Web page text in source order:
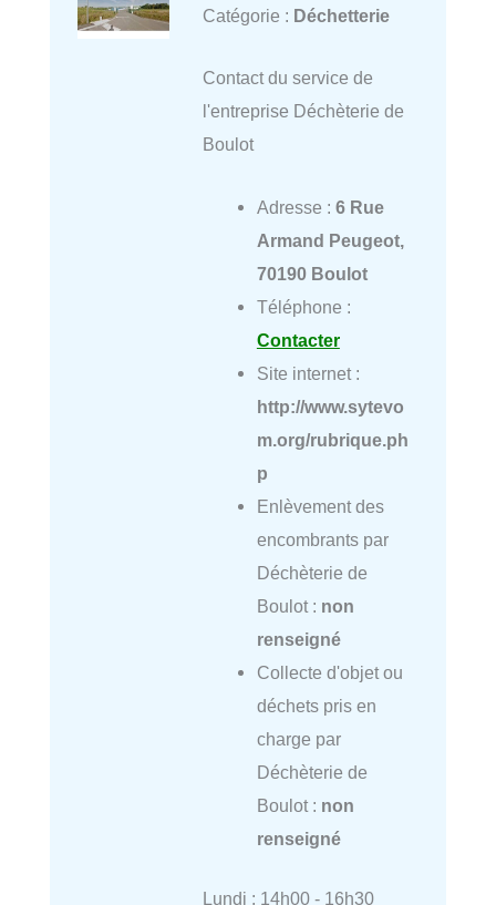
Catégorie : Déchetterie
Contact du service de
l'entreprise Déchèterie de
Boulot
Adresse : 6 Rue
Armand Peugeot,
70190 Boulot
Téléphone :
Contacter
Site internet :
http://www.sytevo
m.org/rubrique.ph
p
Enlèvement des
encombrants par
Déchèterie de
Boulot : non
renseigné
Collecte d'objet ou
déchets pris en
charge par
Déchèterie de
Boulot : non
renseigné
Lundi : 14h00 - 16h30